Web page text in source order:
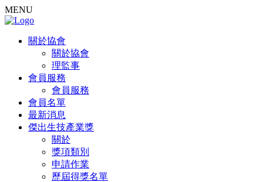
MENU
關於協會
關於協會
理監事
會員服務
會員服務
會員名單
最新消息
傑出生技產業獎
關於
獎項類別
申請作業
歷屆得獎名單